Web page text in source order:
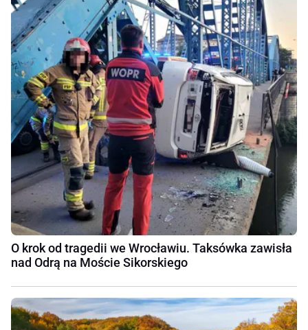
O krok od tragedii we Wrocławiu. Taksówka zawisła
nad Odrą na Moście Sikorskiego